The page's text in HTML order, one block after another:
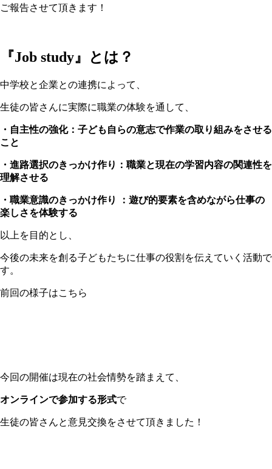
ご報告させて頂きます！
『Job study』とは？
中学校と企業との連携によって、
生徒の皆さんに実際に職業の体験を通して、
・自主性の強化：子ども自らの意志で作業の取り組みをさせる
こと
・進路選択のきっかけ作り：職業と現在の学習内容の関連性を
理解させる
・職業意識のきっかけ作り ：遊び的要素を含めながら仕事の
楽しさを体験する
以上を目的とし、
今後の未来を創る子どもたちに仕事の役割を伝えていく活動で
す。
前回の様子はこちら
今回の開催は現在の社会情勢を踏まえて、
オンラインで参加する形式で
生徒の皆さんと意見交換をさせて頂きました！